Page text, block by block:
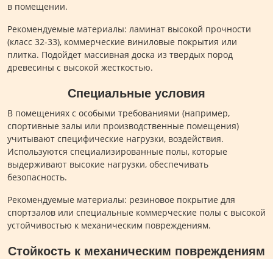
в помещении.
Рекомендуемые материалы: ламинат высокой прочности
(класс 32-33), коммерческие виниловые покрытия или
плитка. Подойдет массивная доска из твердых пород
древесины с высокой жесткостью.
Специальные условия
В помещениях с особыми требованиями (например,
спортивные залы или производственные помещения)
учитывают специфические нагрузки, воздействия.
Используются специализированные полы, которые
выдерживают высокие нагрузки, обеспечивать
безопасность.
Рекомендуемые материалы: резиновое покрытие для
спортзалов или специальные коммерческие полы с высокой
устойчивостью к механическим повреждениям.
Стойкость к механическим повреждениям